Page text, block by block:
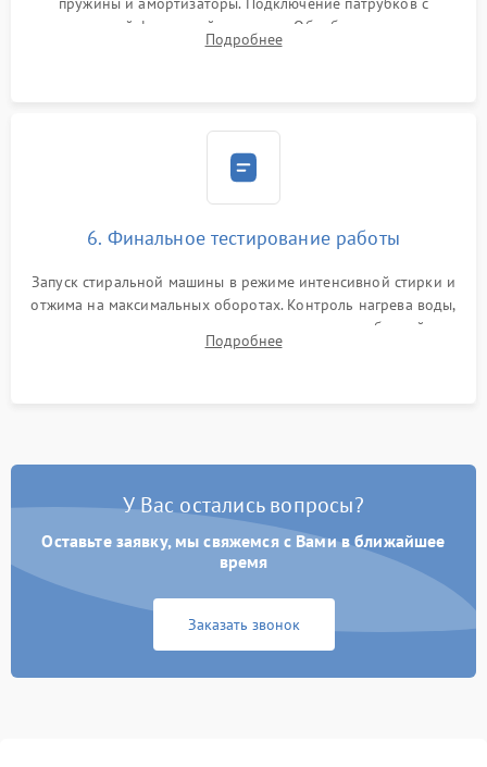
надежной фиксацией хомутами. Обработка стыков
герметиком для предотвращения возможных протечек воды.
Подробнее
6. Финальное тестирование работы
Запуск стиральной машины в режиме интенсивной стирки и
отжима на максимальных оборотах. Контроль нагрева воды,
корректности слива, отсутствия излишних вибраций,
посторонних стуков и протечек под корпусом.
Подробнее
У Вас остались вопросы?
Оставьте заявку, мы свяжемся с Вами в ближайшее
время
Заказать звонок